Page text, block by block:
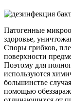
Патогенные
здоровье,
Споры грибков,
поверхности
Поэтому для
используются
большинстве
помощью